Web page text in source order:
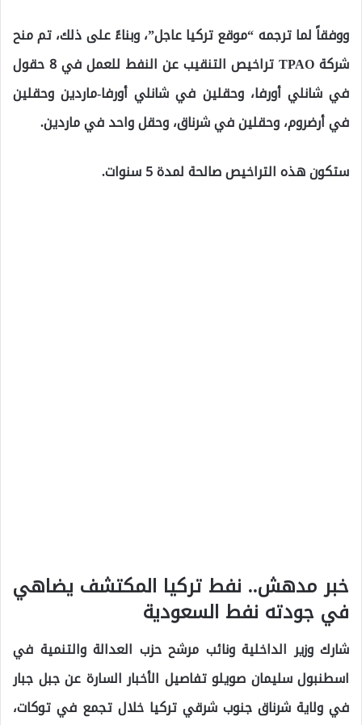
ووفقاً لما ترجمه “موقع تركيا عاجل”، وبناءً على ذلك، تم منح
شركة TPAO تراخيص التنقيب عن النفط للعمل في 8 حقول
في شانلي أورفا، وحقلين في شانلي أورفا-ماردين وحقلين
في أرضروم، وحقلين في شرناق، وحقل واحد في ماردين.
ستكون هذه التراخيص صالحة لمدة 5 سنوات.
خبر مدهش.. نفط تركيا المكتشف يضاهي
في جودته نفط السعودية
شارك وزير الداخلية ونائب مرشح حزب العدالة والتنمية في
اسطنبول سليمان صويلو تفاصيل الأخبار السارة عن جبل جبار
في ولاية شرناق جنوب شرقي تركيا خلال تجمع في توكات،